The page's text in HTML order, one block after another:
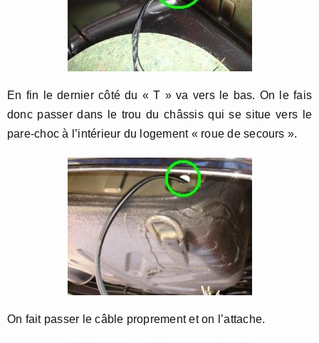
En fin le dernier côté du « T » va vers le bas. On le fais
donc passer dans le trou du châssis qui se situe vers le
pare-choc à l’intérieur du logement « roue de secours ».
On fait passer le câble proprement et on l’attache.